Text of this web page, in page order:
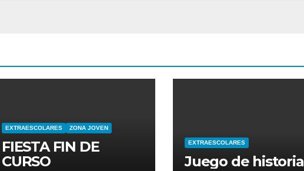
EXTRAESCOLARES ZONA JOVEN
FIESTA FIN DE
CURSO
EXTRAESCOLARES
Juego de historia